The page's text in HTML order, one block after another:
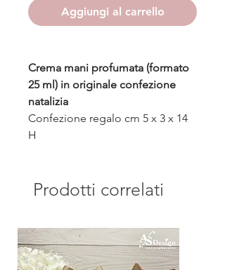
Aggiungi al carrello
Crema mani profumata (formato
25 ml) in originale confezione
natalizia
Confezione regalo cm 5 x 3 x 14
H
Prodotti correlati